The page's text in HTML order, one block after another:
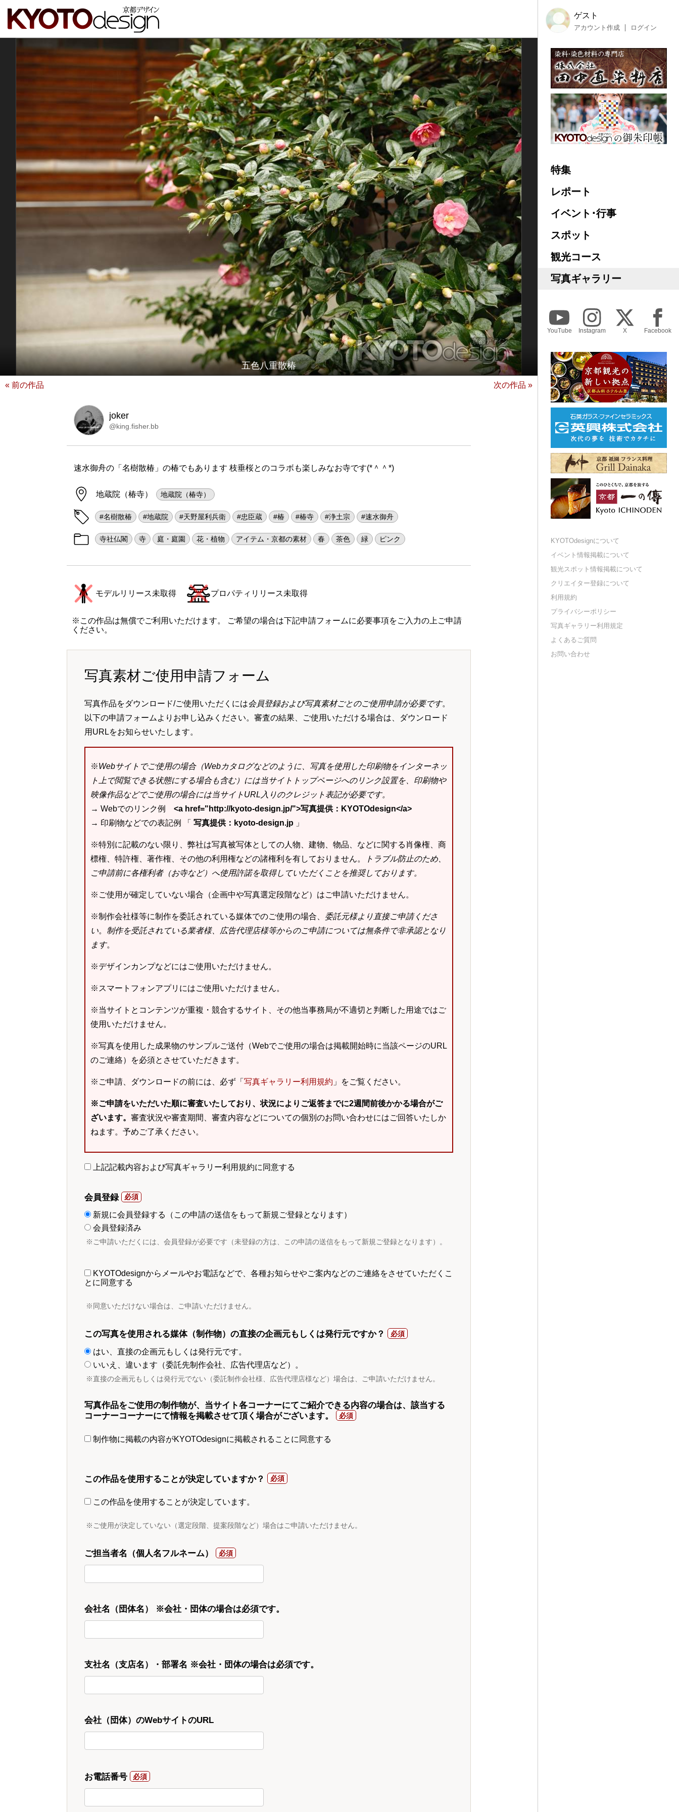
五色八重散椿
« 前の作品 次の作品 »
joker
@king.fisher.bb
速水御舟の「名樹散椿」の椿でもあります 枝垂桜とのコラボも楽しみなお寺です(*＾＾*)
地蔵院（椿寺） 地蔵院（椿寺）
#名樹散椿 #地蔵院 #天野屋利兵衛 #忠臣蔵 #椿 #椿寺 #浄土宗 #速水御舟
寺社仏閣 寺 庭・庭園 花・植物 アイテム・京都の素材 春 茶色 緑 ピンク
モデルリリース未取得 プロパティリリース未取得
※この作品は無償でご利用いただけます。 ご希望の場合は下記申請フォームに必要事項をご入力の上ご申請
ください。
写真素材ご使用申請フォーム
写真作品をダウンロード/ご使用いただくには会員登録および写真素材ごとのご使用申請が必要です。
以下の申請フォームよりお申し込みください。審査の結果、ご使用いただける場合は、ダウンロード
用URLをお知らせいたします。
※Webサイトでご使用の場合（Webカタログなどのように、写真を使用した印刷物をインターネッ
ト上で閲覧できる状態にする場合も含む）には当サイトトップページへのリンク設置を、印刷物や
映像作品などでご使用の場合には当サイトURL入りのクレジット表記が必要です。
→ Webでのリンク例 <a href="http://kyoto-design.jp/">写真提供：KYOTOdesign</a>
→ 印刷物などでの表記例 「 写真提供：kyoto-design.jp 」
※特別に記載のない限り、弊社は写真被写体としての人物、建物、物品、などに関する肖像権、商
標権、特許権、著作権、その他の利用権などの諸権利を有しておりません。
トラブル防止のため、
ご申請前に各権利者（お寺など）へ使用許諾を取得していただくことを推奨しております。
※ご使用が確定していない場合（企画中や写真選定段階など）はご申請いただけません。
※制作会社様等に制作を委託されている媒体でのご使用の場合、 委託元様より直接ご申請くださ
い。 制作を受託されている業者様、広告代理店様等からのご申請については無条件で非承認となり
ます。
※デザインカンプなどにはご使用いただけません。
※スマートフォンアプリにはご使用いただけません。
※当サイトとコンテンツが重複・競合するサイト、その他当事務局が不適切と判断した用途ではご
使用いただけません。
※写真を使用した成果物のサンプルご送付（Webでご使用の場合は掲載開始時に当該ページのURL
のご連絡）を必須とさせていただきます。
※ご申請、ダウンロードの前には、必ず「 写真ギャラリー利用規約 」をご覧ください。
※ご申請をいただいた順に審査いたしており、状況によりご返答までに2週間前後かかる場合がご
ざいます。 審査状況や審査期間、審査内容などについての個別のお問い合わせにはご回答いたしか
ねます。予めご了承ください。
上記記載内容および写真ギャラリー利用規約に同意する
会員登録
新規に会員登録する（この申請の送信をもって新規ご登録となります）
会員登録済み
※ご申請いただくには、会員登録が必要です（未登録の方は、この申請の送信をもって新規ご登録となります）。
KYOTOdesignからメールやお電話などで、各種お知らせやご案内などのご連絡をさせていただくこ
とに同意する
※同意いただけない場合は、ご申請いただけません。
この写真を使用される媒体（制作物）の直接の企画元もしくは発行元ですか？
はい、直接の企画元もしくは発行元です。
いいえ、違います（委託先制作会社、広告代理店など）。
※直接の企画元もしくは発行元でない（委託制作会社様、広告代理店様など）場合は、ご申請いただけません。
写真作品をご使用の制作物が、当サイト各コーナーにてご紹介できる内容の場合は、該当する
コーナーコーナーにて情報を掲載させて頂く場合がございます。
制作物に掲載の内容がKYOTOdesignに掲載されることに同意する
この作品を使用することが決定していますか？
この作品を使用することが決定しています。
※ご使用が決定していない（選定段階、提案段階など）場合はご申請いただけません。
ご担当者名（個人名フルネーム）
会社名（団体名） ※会社・団体の場合は必須です。
支社名（支店名）・部署名 ※会社・団体の場合は必須です。
会社（団体）のWebサイトのURL
お電話番号
ゲスト
アカウント作成 ログイン
特集
レポート
イベント･行事
スポット
観光コース
写真ギャラリー
YouTube Instagram X Facebook
KYOTOdesignについて
イベント情報掲載について
観光スポット情報掲載について
クリエイター登録について
利用規約
プライバシーポリシー
写真ギャラリー利用規定
よくあるご質問
お問い合わせ